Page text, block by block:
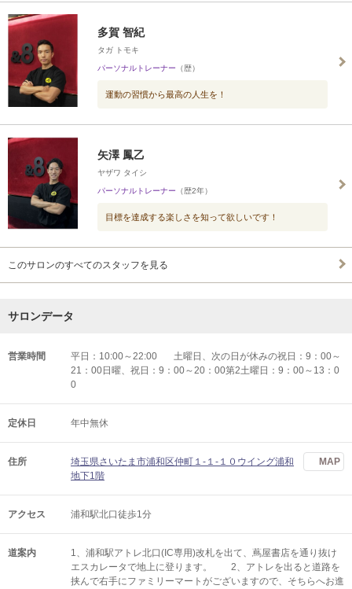
多賀 智紀
タガ トモキ
パーソナルトレーナー （歴）
運動の習慣から最高の人生を！
矢澤 鳳乙
ヤザワ タイシ
パーソナルトレーナー （歴2年）
目標を達成する楽しさを知って欲しいです！
このサロンのすべてのスタッフを見る
サロンデータ
営業時間
平日：10:00～22:00 土曜日、次の日が休みの祝日：9：00～
21：00日曜、祝日：9：00～20：00第2土曜日：9：00～13：0
0
定休日 年中無休
住所
埼玉県さいたま市浦和区仲町１-１-１０ウイング浦和
地下1階
MAP
アクセス 浦和駅北口徒歩1分
道案内
1、浦和駅アトレ北口(IC専用)改札を出て、蔦屋書店を通り抜け
エスカレータで地上に登ります。 2、アトレを出ると道路を
挟んで右手にファミリーマートがございますので、そちらへお進